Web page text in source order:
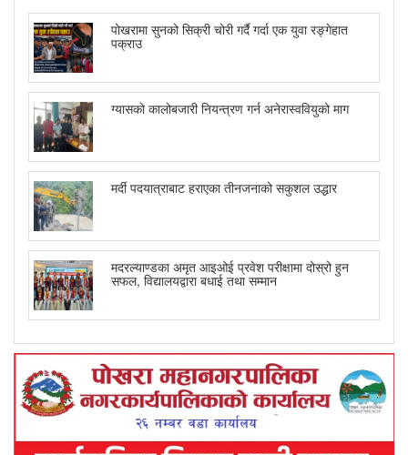
पोखरामा सुनको सिक्री चोरी गर्दै गर्दा एक युवा रङ्गेहात
पक्राउ
ग्यासको कालोबजारी नियन्त्रण गर्न अनेरास्ववियुको माग
मर्दी पदयात्राबाट हराएका तीनजनाको सकुशल उद्धार
मदरल्याण्डका अमृत आइओई प्रवेश परीक्षामा दोस्रो हुन
सफल, विद्यालयद्वारा बधाई तथा सम्मान